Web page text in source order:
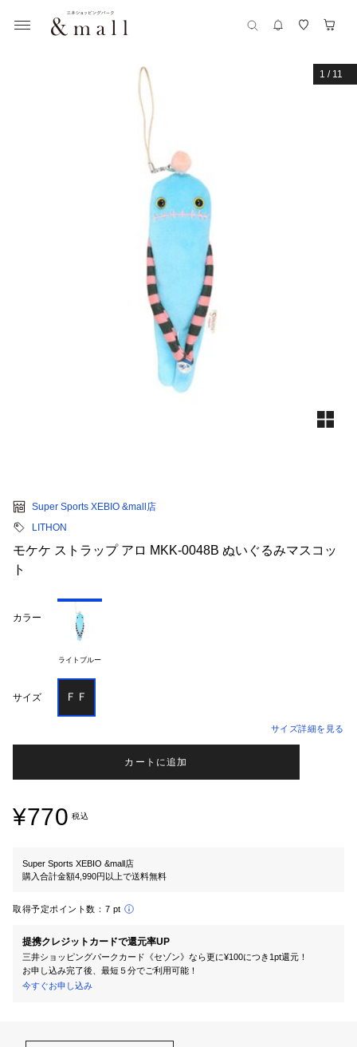
1 / 11
Super Sports XEBIO &mall店
LITHON
モケケ ストラップ アロ MKK-0048B ぬいぐるみマスコッ
ト
カラー
ライトブルー
サイズ ＦＦ
サイズ詳細を見る
カートに追加
¥770 税込
Super Sports XEBIO &mall店
購入合計金額4,990円以上で送料無料
取得予定ポイント数： 7 pt
提携クレジットカードで還元率UP
三井ショッピングパークカード《セゾン》なら更に¥100につき1pt還元！
お申し込み完了後、最短５分でご利用可能！
今すぐお申し込み